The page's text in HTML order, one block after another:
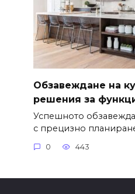
Обзавеждане на
решения за
Успешното
с прецизно
0 443